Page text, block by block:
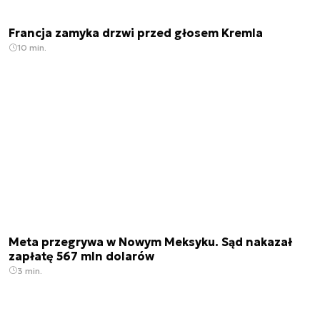
Francja zamyka drzwi przed głosem Kremla
10 min.
Meta przegrywa w Nowym Meksyku. Sąd nakazał
zapłatę 567 mln dolarów
3 min.